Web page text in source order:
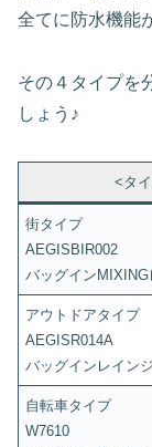
全てに防水機能
その４タイプを
しょう♪
<タ
街タイプ
AEGISBIR002
バッグインMIXING
アウトドアタイプ
AEGISR014A
バッグインレイン
自転車タイプ
W7610